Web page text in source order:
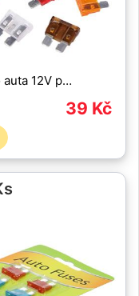
auta 12V p…
39 Kč